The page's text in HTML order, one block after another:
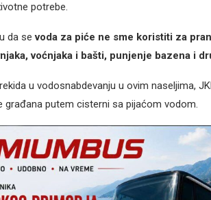
potrebe.
da sevoda za piće ne sme koristiti za
voćnjaka i bašti, punjenje bazena i
u vodosnabdevanju u ovim naseljima,
građana putem cisterni sa pijaćom vodom.